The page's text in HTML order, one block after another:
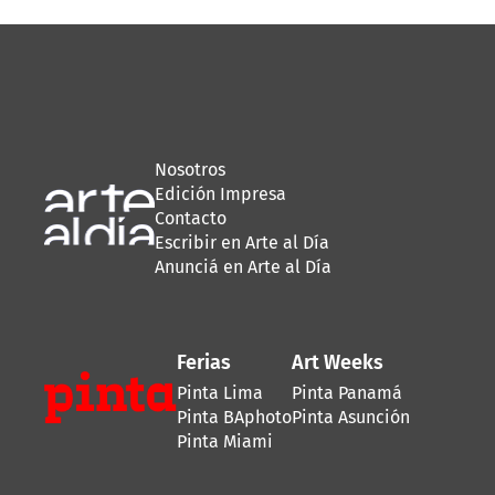
Nosotros
Edición Impresa
Contacto
Escribir en Arte al Día
Anunciá en Arte al Día
Ferias
Pinta Lima
Pinta BAphoto
Pinta Miami
Art Weeks
Pinta Panamá
Pinta Asunción